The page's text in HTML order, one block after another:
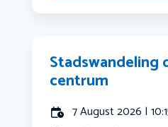
Stadswandeling
centrum
7 August 2026 |